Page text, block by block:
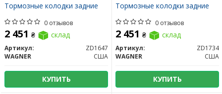
Тормозные колодки задние
0 отзывов
2 451 ₴ склад
Артикул:
ZD1647
WAGNER
США
КУПИТЬ
Тормозные колодки задние
0 отзывов
2 451 ₴ склад
Артикул:
ZD1734
WAGNER
США
КУПИТЬ